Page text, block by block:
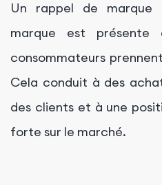
Un rappel de marque
marque est présente
consommateurs
Cela conduit à des
des clients et à une
forte sur le marché.